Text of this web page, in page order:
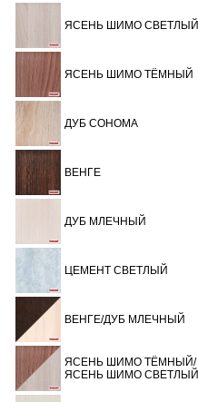
ЯСЕНЬ ШИМО СВЕТЛЫЙ
ЯСЕНЬ ШИМО ТЁМНЫЙ
ДУБ СОНОМА
ВЕНГЕ
ДУБ МЛЕЧНЫЙ
ЦЕМЕНТ СВЕТЛЫЙ
ВЕНГЕ/ДУБ МЛЕЧНЫЙ
ЯСЕНЬ ШИМО ТЁМНЫЙ/
ЯСЕНЬ ШИМО СВЕТЛЫЙ